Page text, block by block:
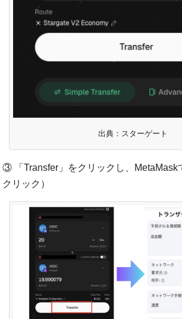
出典：スターゲート
③ 「Transfer」をクリックし、MetaMask
クリック）